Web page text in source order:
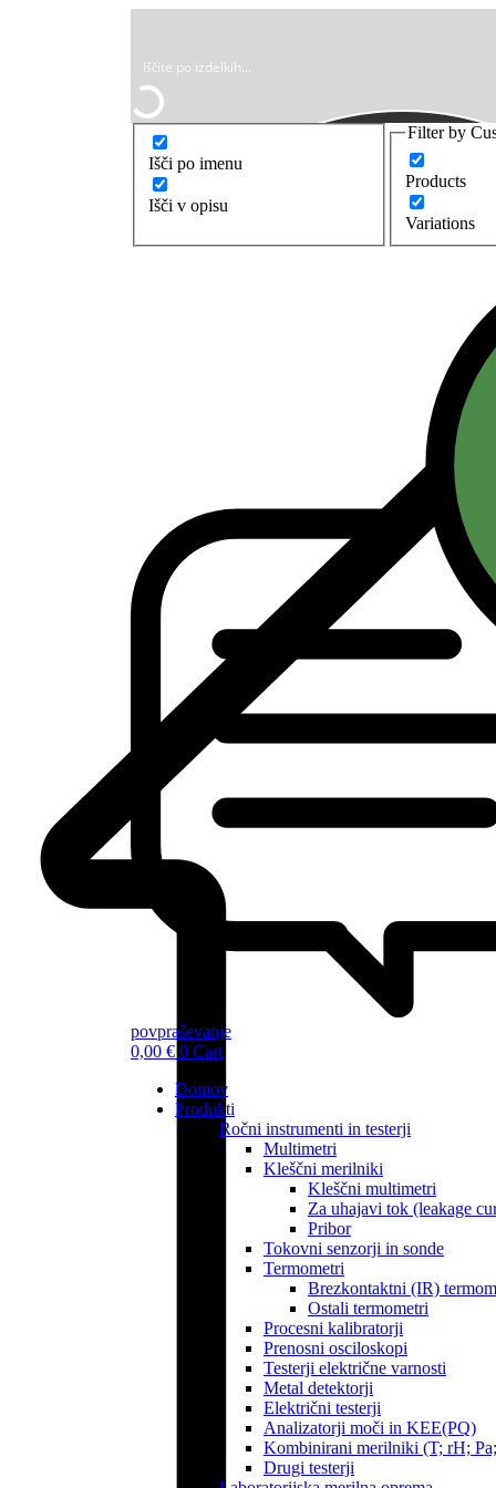
Išči po imenu
Išči v opisu
Filter by
Products
Variations
povpraševanje
0,00 € 0 Cart
Domov
Produkti
Ročni instrumenti in testerji
Multimetri
Kleščni merilniki
Kleščni multimetri
Za uhajavi tok (leakage
Pribor
Tokovni senzorji in sonde
Termometri
Brezkontaktni (IR)
Ostali termometri
Procesni kalibratorji
Prenosni osciloskopi
Testerji električne varnosti
Metal detektorji
Električni testerji
Analizatorji moči in KEE(PQ)
Kombinirani merilniki (T; rH;
Drugi testerji